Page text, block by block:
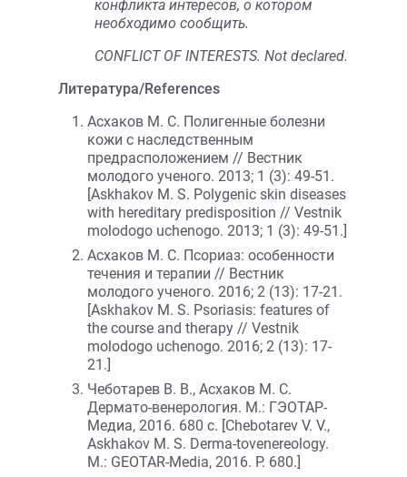
конфликта интересов, о котором
необходимо сообщить.
CONFLICT OF INTERESTS. Not declared.
Литература/References
Асхаков М. С. Полигенные болезни
кожи с наследственным
предрасположением // Вестник
молодого ученого. 2013; 1 (3): 49-51.
[Askhakov M. S. Polygenic skin diseases
with hereditary predisposition // Vestnik
molodogo uchenogo. 2013; 1 (3): 49-51.]
Асхаков М. С. Псориаз: особенности
течения и терапии // Вестник
молодого ученого. 2016; 2 (13): 17-21.
[Askhakov M. S. Psoriasis: features of
the course and therapy // Vestnik
molodogo uchenogo. 2016; 2 (13): 17-
21.]
Чеботарев В. В., Асхаков М. С.
Дермато-венерология. М.: ГЭОТАР-
Медиа, 2016. 680 с. [Chebotarev V. V.,
Askhakov M. S. Derma-tovenereology.
M.: GEOTAR-Media, 2016. P. 680.]